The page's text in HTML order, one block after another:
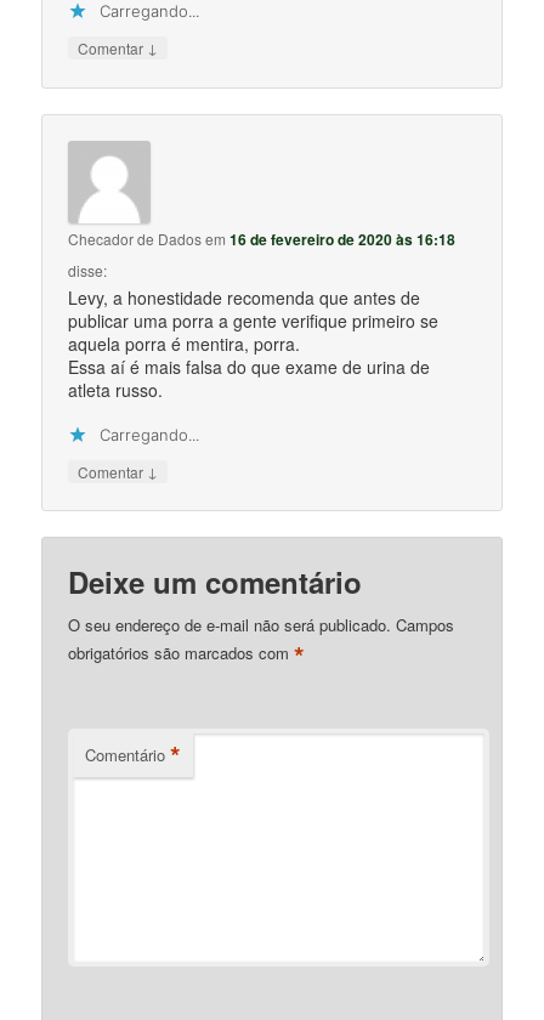
Carregando...
Comentar ↓
Checador de Dadosem16 de fevereiro de 2020 às 16:18
disse:
Levy, a honestidade recomenda que antes de
publicar uma porra a gente verifique primeiro se
aquela porra é mentira, porra.
Essa aí é mais falsa do que exame de urina de
atleta russo.
Carregando...
Comentar ↓
Deixe um comentário
O seu endereço de e-mail não será publicado. Campos
obrigatórios são marcados com*
Comentário *